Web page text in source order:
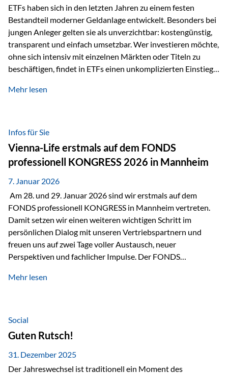
Sicherheitsarchitektur, die auf mehreren Ebenen ansetzt:
Stufe 1: Versicherer-Ebene • Versicherung mit…
ETFs haben sich in den letzten Jahren zu einem festen
Bestandteil moderner Geldanlage entwickelt. Besonders bei
jungen Anleger gelten sie als unverzichtbar: kostengünstig,
transparent und einfach umsetzbar. Wer investieren möchte,
ohne sich intensiv mit einzelnen Märkten oder Titeln zu
beschäftigen, findet in ETFs einen unkomplizierten Einstieg
werden häufig kritisch betrachtet. Sie gelten als teurer,
Beide Ansätze haben ihre Berechtigung und ihre Stärken
entfalten sie oft gerade in Kombination. ETFs: Effizient, breit
gestreut und klar strukturiert…
Mehr lesen
Infos für Sie
Vienna-Life erstmals auf dem FONDS
professionell KONGRESS 2026 in Mannheim
7. Januar 2026
Am 28. und 29. Januar 2026 sind wir erstmals auf dem
FONDS professionell KONGRESS in Mannheim vertreten.
Damit setzen wir einen weiteren wichtigen Schritt im
persönlichen Dialog mit unseren Vertriebspartnern und
freuen uns auf zwei Tage voller Austausch, neuer
Perspektiven und fachlicher Impulse. Der FONDS
Branchentreffen für Finanz- und Versicherungsprofis im
Vermögensstrukturierung und Nachfolgeplanung
gemeinsam zu diskutieren. Persönlich für Sie vor Ort An
beiden Kongresstagen stehen Ihnen Maximilian
Fichtenbauer, Dirk…
Mehr lesen
Social
Guten Rutsch!
31. Dezember 2025
Der Jahreswechsel ist traditionell ein Moment des